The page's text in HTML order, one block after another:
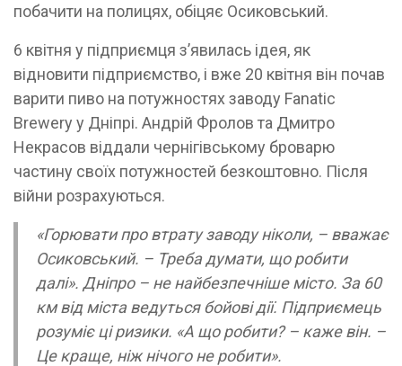
побачити на полицях, обіцяє Осиковський.
6 квітня у підприємця з’явилась ідея, як
відновити підприємство, і вже 20 квітня він почав
варити пиво на потужностях заводу Fanatic
Brewery у Дніпрі. Андрій Фролов та Дмитро
Некрасов віддали чернігівському броварю
частину своїх потужностей безкоштовно. Після
війни розрахуються.
«Горювати про втрату заводу ніколи, – вважає
Осиковський. – Треба думати, що робити
далі». Дніпро – не найбезпечніше місто. За 60
км від міста ведуться бойові дії. Підприємець
розуміє ці ризики. «А що робити? – каже він. –
Це краще, ніж нічого не робити».